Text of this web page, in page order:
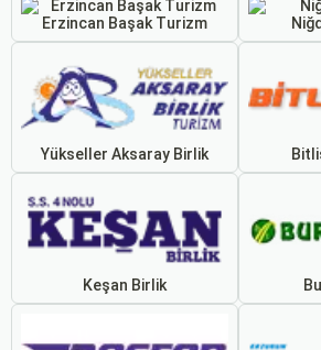
Erzincan Başak Turizm
Yükseller Aksaray Birlik
Keşan Birlik